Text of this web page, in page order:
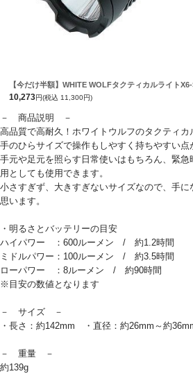
【今だけ半額】WHITE WOLFタクティカルライト
10,273円(税込 11,300円)
－ 商品説明 －
高品質で高耐久！ホワイトウルフのタクティカ
手のひらサイズで操作もしやすく持ちやすい点
手元や足元を照らす日常使いはもちろん、緊
用としても使用できます。
小さすぎず、大きすぎないサイズなので、手に
思います。
・明るさとバッテリーの目安
ハイパワー ：600ルーメン / 約1.2時間
ミドルパワー：100ルーメン / 約3.5時間
ローパワー ：8ルーメン / 約90時間
※目安の数値となります
－ サイズ －
・長さ：約142mm ・直径：約26mm～約
－ 重量 －
約139g